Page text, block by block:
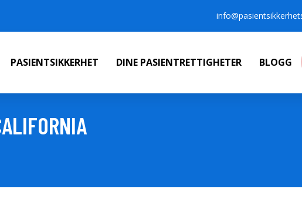
PASIENTSIKKERHET DINE PASIENTRETTIGHETER BLOGG